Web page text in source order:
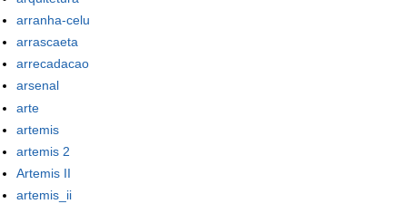
arranha-celu
arrascaeta
arrecadacao
arsenal
arte
artemis
artemis 2
Artemis II
artemis_ii